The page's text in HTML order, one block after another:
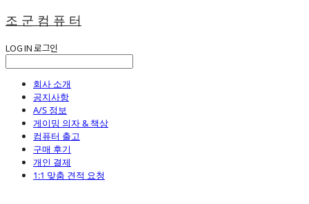
조 군 컴 퓨 터
LOG IN로그인
회사 소개
공지사항
A/S 정보
게이밍 의자 & 책상
컴퓨터 출고
구매 후기
개인 결제
1:1 맞춤 견적 요청